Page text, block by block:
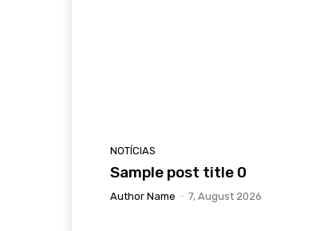
NOTÍCIAS
Sample post title 0
Author Name - 7, August 2026